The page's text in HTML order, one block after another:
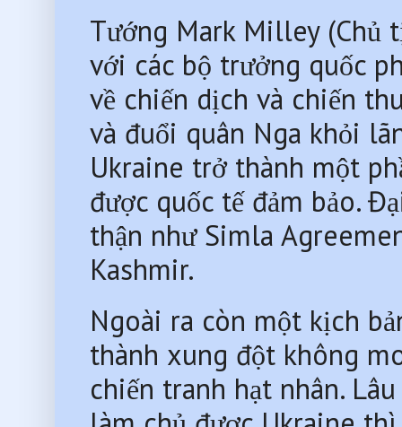
Tướng Mark Milley (Chủ
với các bộ trưởng quốc
về chiến dịch và chiến
và đuổi quân Nga khỏi
Ukraine trở thành một
được quốc tế đảm bảo.
thận như Simla
Kashmir.
Ngoài ra còn một kịch
thành xung đột không
chiến tranh hạt nhân.